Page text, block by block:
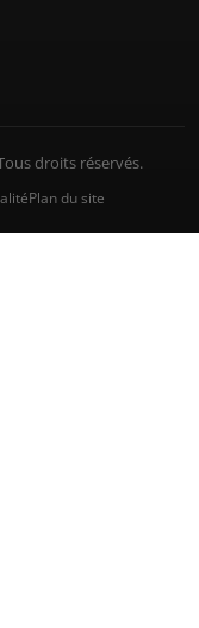
droits réservés.
Plan du site